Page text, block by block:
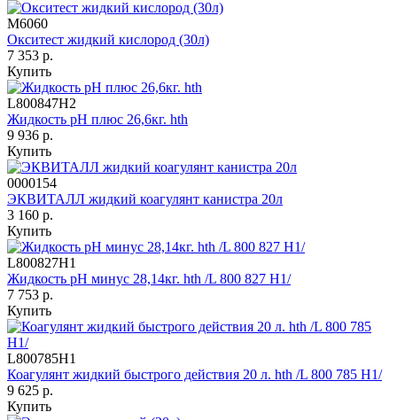
М6060
Окситест жидкий кислород (30л)
7 353 р.
Купить
L800847H2
Жидкость pH плюс 26,6кг. hth
9 936 р.
Купить
0000154
ЭКВИТАЛЛ жидкий коагулянт канистра 20л
3 160 р.
Купить
L800827H1
Жидкость рН минус 28,14кг. hth /L 800 827 H1/
7 753 р.
Купить
L800785H1
Коагулянт жидкий быстрого действия 20 л. hth /L 800 785 H1/
9 625 р.
Купить